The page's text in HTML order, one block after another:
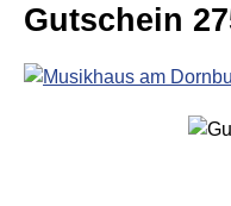
Gutschein
Bildergalerie